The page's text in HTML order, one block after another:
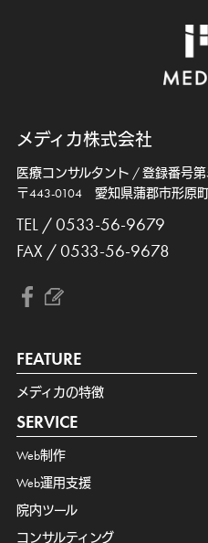
メディカ株式会社
医療コンサルタント / 登録番号
〒443-0104 愛知県蒲郡市形原
TEL / 0533-56-9679
FAX / 0533-56-9678
FEATURE
メディカの特徴
SERVICE
Web制作
Web運用支援
院内ツール
コンサルティング